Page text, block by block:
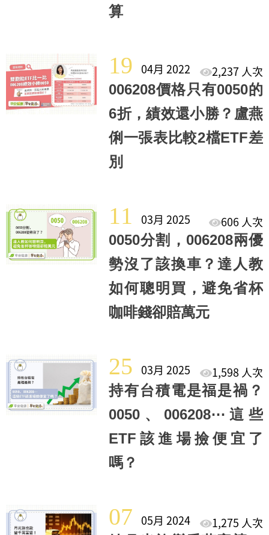
算
19 04月 2022
2,237 人次
006208價格只有0050的
6折，績效還小勝？盧燕
俐一張表比較2檔ETF差
別
11 03月 2025
606 人次
0050分割，006208兩優
勢沒了該換車？達人教
如何聰明買，避免省杯
咖啡錢卻賠萬元
25 03月 2025
1,598 人次
持有台積電是福是禍？
0050、006208⋯這些
ETF該進場撿便宜了
嗎？
07 05月 2024
1,275 人次